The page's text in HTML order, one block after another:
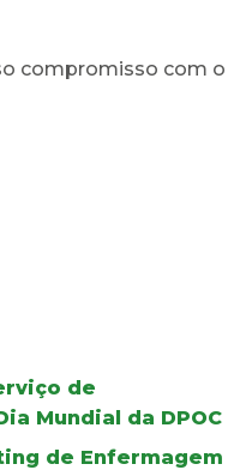
compromisso com o
de
Mundial da DPOC
de Enfermagem